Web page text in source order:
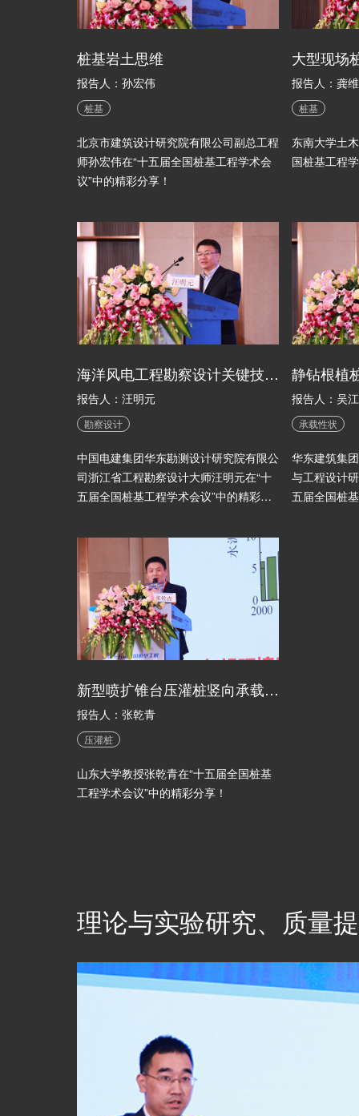
桩基岩土思维
报告人：孙宏伟
桩基
北京市建筑设计研究院有限公司副总工程
师孙宏伟在“十五届全国桩基工程学术会
议”中的精彩分享！
大型现场
报告人：龚
桩基
东南大学土
国桩基工程
海洋风电工程勘察设计关键技术研究与实践
报告人：汪明元
勘察设计
中国电建集团华东勘测设计研究院有限公
司浙江省工程勘察设计大师汪明元在“十
五届全国桩基工程学术会议”中的精彩分
报告人：吴
承载性状
华东建筑集
与工程设计
五届全国桩
新型喷扩锥台压灌桩竖向承载机理与承载特性计算方法研究
报告人：张乾青
压灌桩
山东大学教授张乾青在“十五届全国桩基
工程学术会议”中的精彩分享！
理论与实验研究、质量